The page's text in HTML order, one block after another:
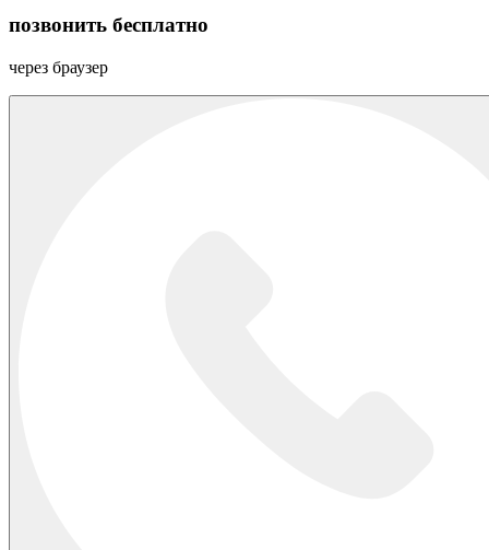
позвонить бесплатно
через браузер